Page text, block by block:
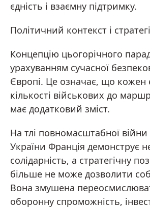
єдність і взаємну підтримку.
Політичний контекст і
Концепцію цьогорічного
урахуванням сучасної
Європі. Це означає, що кожен
кількості військових до
має додатковий зміст.
На тлі повномасштабної війни
України Франція демонструє
солідарність, а стратегічну
більше не може дозволити
Вона змушена
оборонну спроможність,